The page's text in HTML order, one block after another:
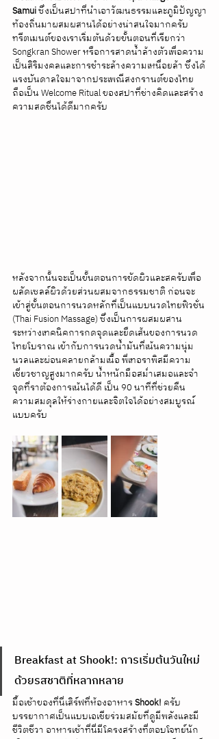
Samui ซึ่งเป็นสปาที่นำเอาวัฒนธรรมและภูมิปัญญา
ท้องถิ่นมาผสมผสานได้อย่างน่าสนใจมากครับ
ทรีตเมนต์ของเราเริ่มต้นด้วยขั้นตอนที่เรียกว่า
Songkran Shower หรือการสาดน้ำล้างตัวเพื่อความ
เป็นสิริมงคลและการชำระล้างความเหนื่อยล้า ซึ่งได้
แรงบันดาลใจมาจากประเพณีสงกรานต์ของไทย
ถือเป็น Welcome Ritual ของสปาที่ช่างคิดและสร้าง
ความสดชื่นได้ดีมากครับ
หลังจากนั้นจะเป็นขั้นตอนการขัดผิวและสครับเพื่อ
ผลัดเซลล์ผิวด้วยส่วนผสมจากธรรมชาติ ก่อนจะ
เข้าสู่ขั้นตอนการนวดหลักที่เป็นแบบนวดไทยฟิวชั่น
(Thai Fusion Massage) ซึ่งเป็นการผสมผสาน
ระหว่างเทคนิคการกดจุดและยืดเส้นของการนวด
ไทยโบราณ เข้ากับการนวดน้ำมันที่เน้นความนุ่ม
นวลและผ่อนคลายกล้ามเนื้อ พี่เทอราพิสมีความ
เชี่ยวชาญสูงมากครับ น้ำหนักมือสม่ำเสมอและจำ
จุดที่ราต้องการเน้นได้ดี เป็น 90 นาทีที่ช่วยคืน
ความสมดุลให้ร่างกายและจิตใจได้อย่างสมบูรณ์
แบบครับ
Breakfast at Shook!: การเริ่มต้นวันใหม่
ด้วยรสชาติที่หลากหลาย
มื้อเช้าของที่นี่เสิร์ฟที่ห้องอาหาร Shook! ครับ
บรรยากาศเป็นแบบเอเชียร่วมสมัยที่ดูมีพลังและมี
ชีวิตชีวา อาหารเช้าที่นี่มีโครงสร้างที่ตอบโจทย์นัก